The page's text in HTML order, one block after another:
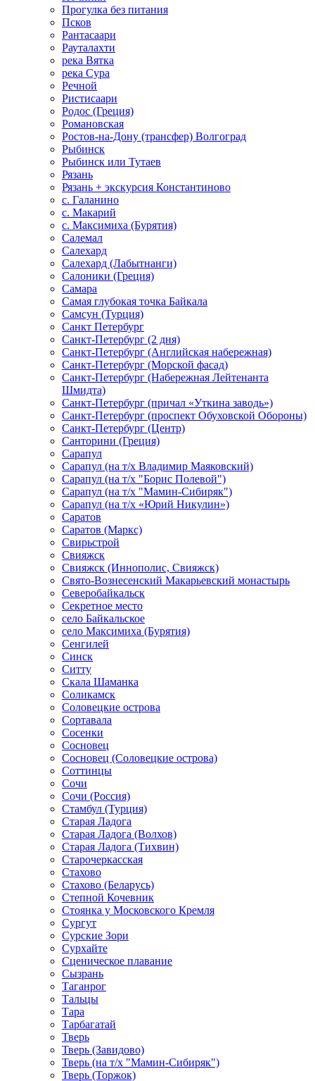
Прогулка без питания
Псков
Рантасаари
Рауталахти
река Вятка
река Сура
Речной
Ристисаари
Родос (Греция)
Романовская
Ростов-на-Дону (трансфер) Волгоград
Рыбинск
Рыбинск или Тутаев
Рязань
Рязань + экскурсия Константиново
с. Галанино
с. Макарий
с. Максимиха (Бурятия)
Салемал
Салехард
Салехард (Лабытнанги)
Салоники (Греция)
Самара
Самая глубокая точка Байкала
Самсун (Турция)
Санкт Петербург
Санкт-Петербург (2 дня)
Санкт-Петербург (Английская набережная)
Санкт-Петербург (Морской фасад)
Санкт-Петербург (Набережная Лейтенанта
Шмидта)
Санкт-Петербург (причал «Уткина заводь»)
Санкт-Петербург (проспект Обуховской Обороны)
Санкт-Петербург (Центр)
Санторини (Греция)
Сарапул
Сарапул (на т/х Владимир Маяковский)
Сарапул (на т/х "Борис Полевой")
Сарапул (на т/х "Мамин-Сибиряк")
Сарапул (на т/х «Юрий Никулин»)
Саратов
Саратов (Маркс)
Свирьстрой
Свияжск
Свияжск (Иннополис, Свияжск)
Свято-Вознесенский Макарьевский монастырь
Северобайкальск
Секретное место
село Байкальское
село Максимиха (Бурятия)
Сенгилей
Синск
Ситту
Скала Шаманка
Соликамск
Соловецкие острова
Сортавала
Сосенки
Сосновец
Сосновец (Соловецкие острова)
Соттинцы
Сочи
Сочи (Россия)
Стамбул (Турция)
Старая Ладога
Старая Ладога (Волхов)
Старая Ладога (Тихвин)
Старочеркасская
Стахово
Стахово (Беларусь)
Степной Кочевник
Стоянка у Московского Кремля
Сургут
Сурские Зори
Сурхайте
Сценическое плавание
Сызрань
Таганрог
Тальцы
Тара
Тарбагатай
Тверь
Тверь (Завидово)
Тверь (на т/х "Мамин-Сибиряк")
Тверь (Торжок)